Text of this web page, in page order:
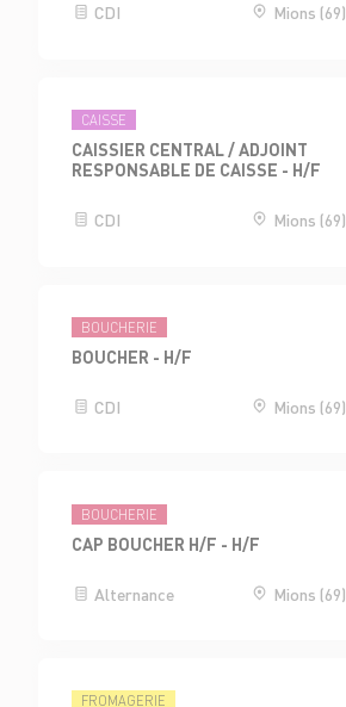
CDI Mions (69)
CAISSE
CAISSIER CENTRAL / ADJOINT
RESPONSABLE DE CAISSE - H/F
CDI Mions (69)
BOUCHERIE
BOUCHER - H/F
CDI Mions (69)
BOUCHERIE
CAP BOUCHER H/F - H/F
Alternance Mions (69)
FROMAGERIE